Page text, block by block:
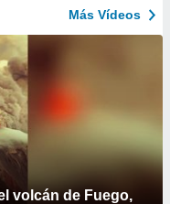
Más Vídeos
volcán de Fuego,